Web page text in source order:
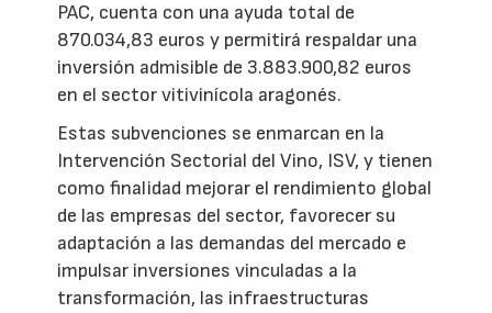
PAC, cuenta con una ayuda total de
870.034,83 euros y permitirá respaldar una
inversión admisible de 3.883.900,82 euros
en el sector vitivinícola aragonés.
Estas subvenciones se enmarcan en la
Intervención Sectorial del Vino, ISV, y tienen
como finalidad mejorar el rendimiento global
de las empresas del sector, favorecer su
adaptación a las demandas del mercado e
impulsar inversiones vinculadas a la
transformación, las infraestructuras